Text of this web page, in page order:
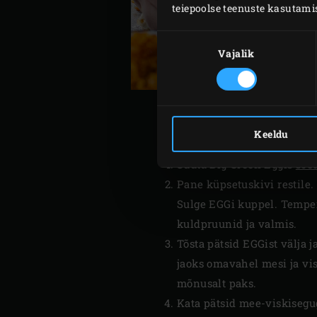
teiepoolse teenuste
Nõusoleku
Vajalik
Keeldu
Süüta Big Green Eggis
Pane küpsetuskivi
Sulge EGGi kuppel.
kuldpruunid ja valmis.
Tõsta pätsid EGGist välja
jaoks omavahel mesi ja
mõnusalt paks.
Kata pätsid mee-